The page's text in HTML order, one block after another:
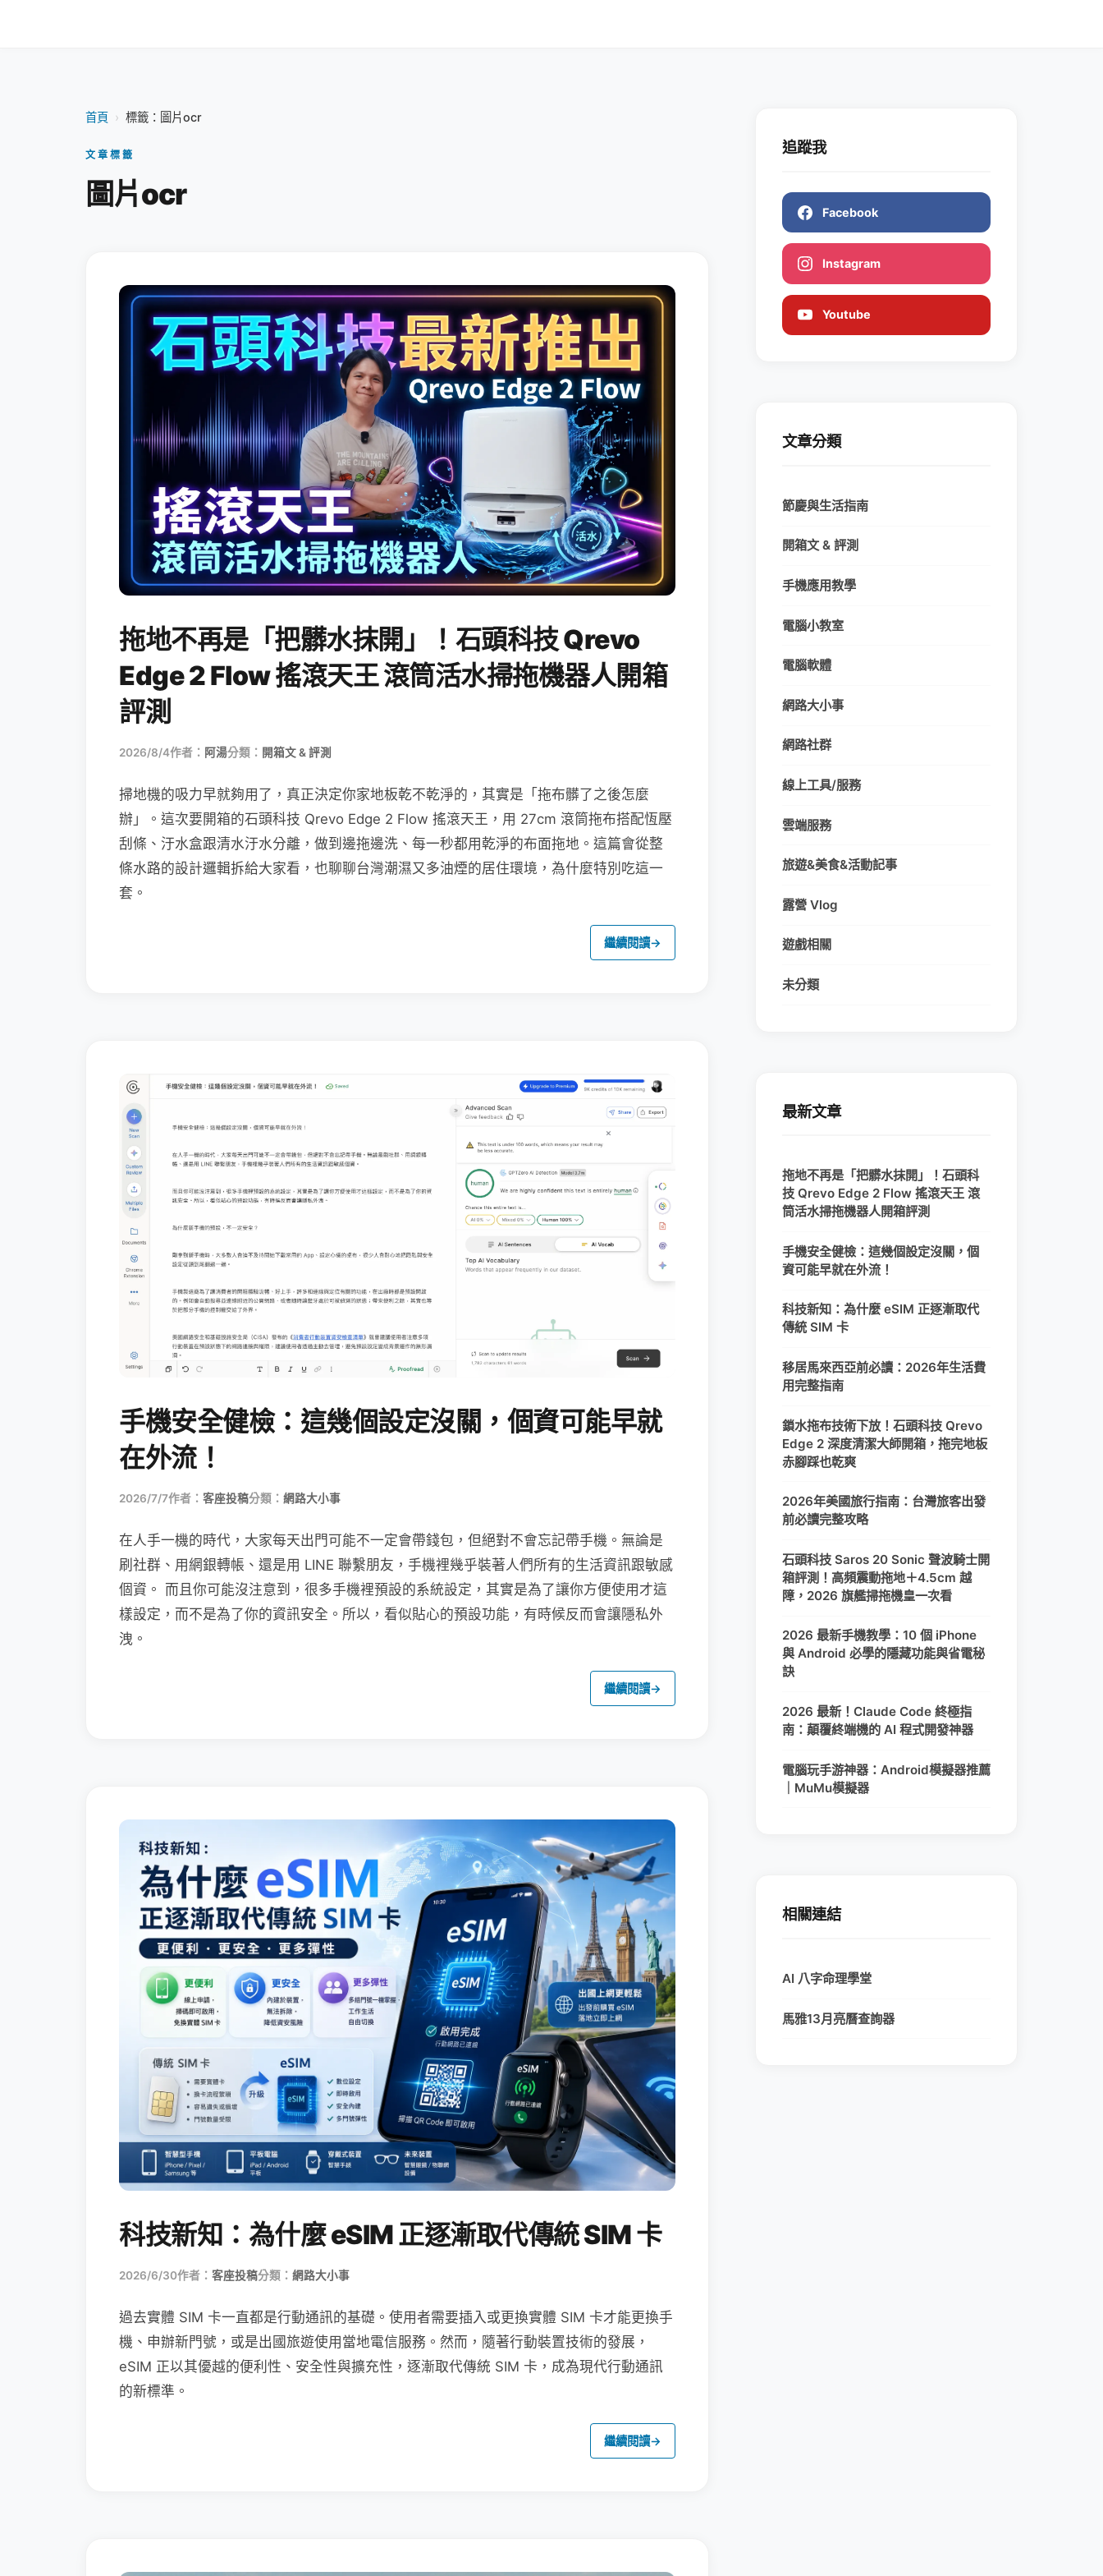
首頁 › 標籤：圖片ocr
文章標籤
圖片ocr
拖地不再是「把髒水抹開」！石頭科技 Qrevo
Edge 2 Flow 搖滾天王 滾筒活水掃拖機器人開箱
評測
2026/8/4作者： 阿湯分類： 開箱文 & 評測
掃地機的吸力早就夠用了，真正決定你家地板乾不乾淨的，其實是「拖布髒了之後怎麼
辦」。這次要開箱的石頭科技 Qrevo Edge 2 Flow 搖滾天王，用 27cm 滾筒拖布搭配恆壓
刮條、汙水盒跟清水汙水分離，做到邊拖邊洗、每一秒都用乾淨的布面拖地。這篇會從整
條水路的設計邏輯拆給大家看，也聊聊台灣潮濕又多油煙的居住環境，為什麼特別吃這一
套。
繼續閱讀→
手機安全健檢：這幾個設定沒關，個資可能早就
在外流！
2026/7/7作者： 客座投稿分類： 網路大小事
在人手一機的時代，大家每天出門可能不一定會帶錢包，但絕對不會忘記帶手機。無論是
刷社群、用網銀轉帳、還是用 LINE 聯繫朋友，手機裡幾乎裝著人們所有的生活資訊跟敏感
個資。 而且你可能沒注意到，很多手機裡預設的系統設定，其實是為了讓你方便使用才這
樣設定，而不是為了你的資訊安全。所以，看似貼心的預設功能，有時候反而會讓隱私外
洩。
繼續閱讀→
科技新知：為什麼 eSIM 正逐漸取代傳統 SIM 卡
2026/6/30作者： 客座投稿分類： 網路大小事
過去實體 SIM 卡一直都是行動通訊的基礎。使用者需要插入或更換實體 SIM 卡才能更換手
機、申辦新門號，或是出國旅遊使用當地電信服務。然而，隨著行動裝置技術的發展，
eSIM 正以其優越的便利性、安全性與擴充性，逐漸取代傳統 SIM 卡，成為現代行動通訊
的新標準。
繼續閱讀→
追蹤我
Facebook
Instagram
Youtube
文章分類
節慶與生活指南
開箱文 & 評測
手機應用教學
電腦小教室
電腦軟體
網路大小事
網路社群
線上工具/服務
雲端服務
旅遊&美食&活動記事
露營 Vlog
遊戲相關
未分類
最新文章
拖地不再是「把髒水抹開」！石頭科
技 Qrevo Edge 2 Flow 搖滾天王 滾
筒活水掃拖機器人開箱評測
手機安全健檢：這幾個設定沒關，個
資可能早就在外流！
科技新知：為什麼 eSIM 正逐漸取代
傳統 SIM 卡
移居馬來西亞前必讀：2026年生活費
用完整指南
鎖水拖布技術下放！石頭科技 Qrevo
Edge 2 深度清潔大師開箱，拖完地板
赤腳踩也乾爽
2026年美國旅行指南：台灣旅客出發
前必讀完整攻略
石頭科技 Saros 20 Sonic 聲波騎士開
箱評測！高頻震動拖地＋4.5cm 越
障，2026 旗艦掃拖機皇一次看
2026 最新手機教學：10 個 iPhone
與 Android 必學的隱藏功能與省電秘
訣
2026 最新！Claude Code 終極指
南：顛覆終端機的 AI 程式開發神器
電腦玩手游神器：Android模擬器推薦
｜MuMu模擬器
相關連結
AI 八字命理學堂
馬雅13月亮曆查詢器